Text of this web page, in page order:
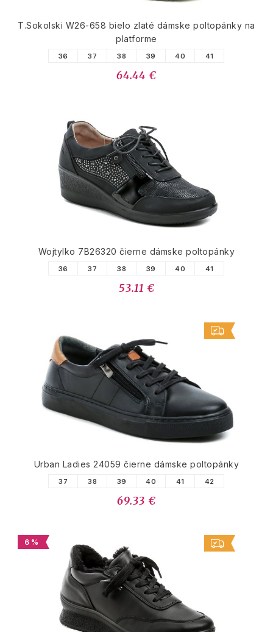
T.Sokolski W26-658 bielo zlaté dámske poltopánky na
platforme
36 37 38 39 40 41
64.44 €
Wojtylko 7B26320 čierne dámske poltopánky
36 37 38 39 40 41
53.11 €
Urban Ladies 24059 čierne dámske poltopánky
37 38 39 40 41 42
69.33 €
6 %